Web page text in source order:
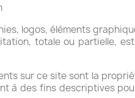
logos, éléments
totale ou partielle,
sur ce site sont la
à des fins descriptives